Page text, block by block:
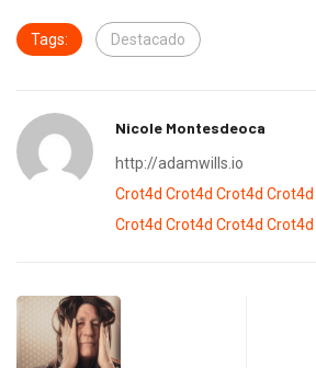
Tags: Destacado
Nicole Montesdeoca
http://adamwills.io
Crot4d Crot4d Crot4d Crot4d
Crot4d Crot4d Crot4d Crot4d